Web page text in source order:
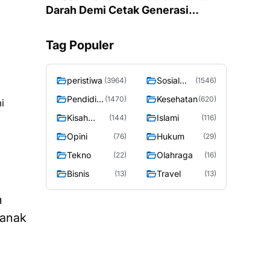
Darah Demi Cetak Generasi
Anemia
Tag Populer
peristiwa (3964)
Sosial
(1546)
Pendidik (1470) Kesehatan(620)
Kisah
(144) Islami (116)
Opini (76) Hukum (29)
Tekno (22) Olahraga (16)
Bisnis (13) Travel (13)